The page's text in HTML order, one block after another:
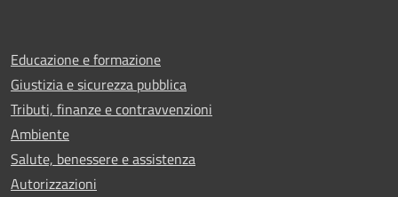
Educazione e formazione
Giustizia e sicurezza pubblica
Tributi, finanze e contravvenzioni
Ambiente
Salute, benessere e assistenza
Autorizzazioni